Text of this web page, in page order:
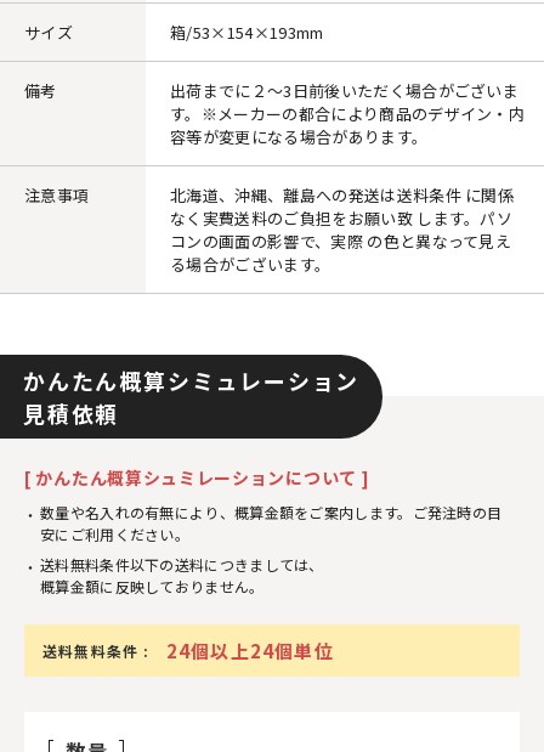
サイズ 箱/53×154×193mm
備考
出荷までに２～3日前後いただく場合がございま
す。※メーカーの都合により商品のデザイン・内
容等が変更になる場合があります。
注意事項
北海道、沖縄、離島への発送は送料条件 に関係
なく実費送料のご負担をお願い致 します。パソ
コンの画面の影響で、実際 の色と異なって見え
る場合がございます。
かんたん概算シミュレーション
見積依頼
[ かんたん概算シュミレーションについて ]
数量や名入れの有無により、概算金額をご案内します。ご発注時の目
安にご利用ください。
送料無料条件以下の送料につきましては、
概算金額に反映しておりません。
送料無料条件 : 24個以上24個単位